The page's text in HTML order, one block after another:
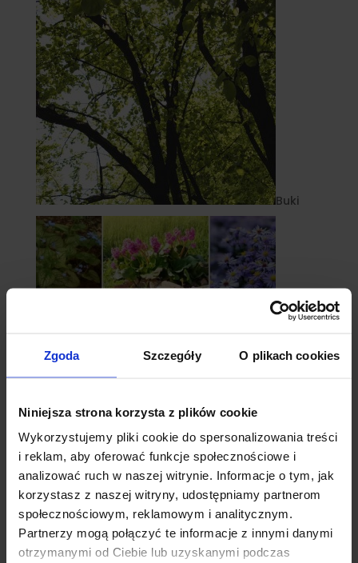
Zgoda Szczegóły O plikach cookies
Niniejsza strona korzysta z plików cookie
Wykorzystujemy pliki cookie do spersonalizowania treści
i reklam, aby oferować funkcje społecznościowe i
analizować ruch w naszej witrynie. Informacje o tym, jak
korzystasz z naszej witryny, udostępniamy partnerom
społecznościowym, reklamowym i analitycznym.
Partnerzy mogą połączyć te informacje z innymi danymi
otrzymanymi od Ciebie lub uzyskanymi podczas
Buki
Byliny